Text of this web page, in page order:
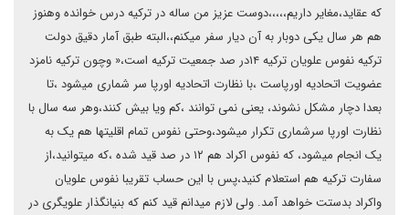
که عقاید،مغایر داریم،،،،،دوست عزیز من ساله در ترکیه درس خوانده وهنوز
هم هر سال یکی دوبار به آن دیار سفر میکنم،،البته طبق آمار دقیق دولت
ترکیه نفوس علویان ترکیه ۱۴در صد جمعیت ترکیه است،« وچون ترکیه نامزد
عضویت اتحادیه اورپاست ،با نظارت اتحادیه اورپا سر شماری میشود ،تا
بعدا دچار مشکل نشوند، یعنی نمی توانند ،کم ویا بیش کنند،وهر سه سال با
نظارت اورپا سرشماری تکرار میشود،وحتی نفوس تمام اقلیتها هم یک به
یک انجام میشود، که نفوس اکراد هم ۱۲ در صد قید شده ،که میتوانید،از
سفارت ترکیه هم استعلام کنید،پس با این حساب تقریبا نفوس علویان
واکراد بدستت خواهد آمد. ولی لازم میدانم قید کنم که بنیانگذار علویگری در